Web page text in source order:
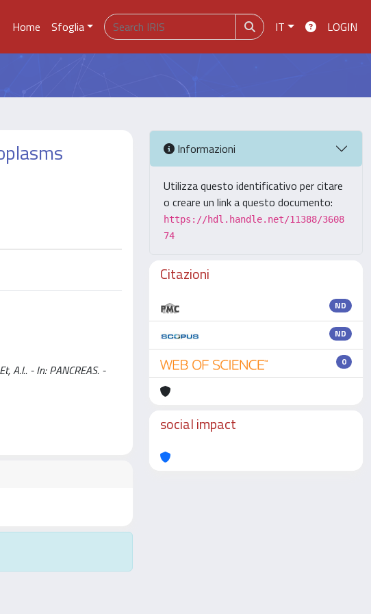
Home Sfoglia IT LOGIN
A.l.. - In: PANCREAS. -
Informazioni
Utilizza questo identificativo per citare
o creare un link a questo documento:
https://hdl.handle.net/11388/3608
74
Citazioni
ND
ND
0
social impact